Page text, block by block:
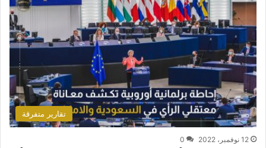
تقارير متفرقة
12 نوفمبر، 2022 0